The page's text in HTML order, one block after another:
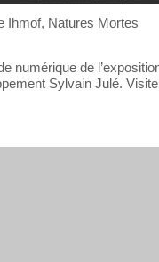
Ihmof, Natures Mortes
numérique de
Sylvain Julé.